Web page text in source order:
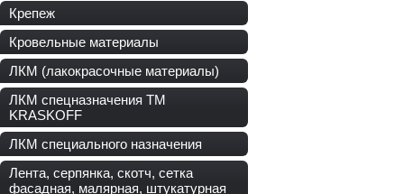
Крепеж
Кровельные материалы
ЛКМ (лакокрасочные материалы)
ЛКМ спецназначения ТМ
KRASKOFF
ЛКМ специального назначения
Лента, серпянка, скотч, сетка
фасадная, малярная, штукатурная